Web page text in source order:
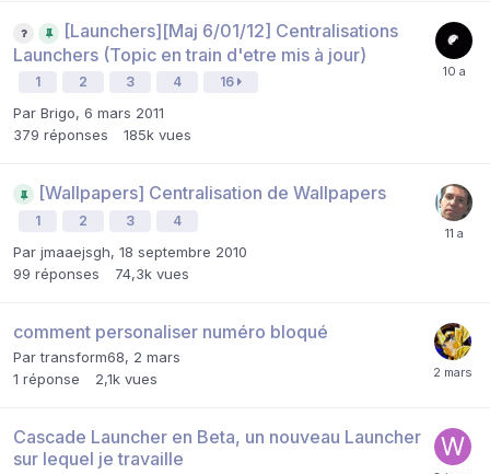
[Launchers][Maj 6/01/12] Centralisations
Launchers (Topic en train d'etre mis à jour)
1 2 3 4 16
Par Brigo, 6 mars 2011
379 réponses 185k vues
[Wallpapers] Centralisation de Wallpapers
1 2 3 4
Par jmaaejsgh, 18 septembre 2010
99 réponses 74,3k vues
comment personaliser numéro bloqué
Partransform68, 2 mars
1 réponse 2,1k vues
Cascade Launcher en Beta, un nouveau Launcher
sur lequel je travaille